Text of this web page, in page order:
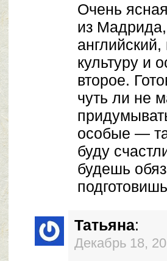
Очень
из
культуру и
второе.
чуть ли не
особые —
буду
будешь
Татьяна:
Декабрь 18,